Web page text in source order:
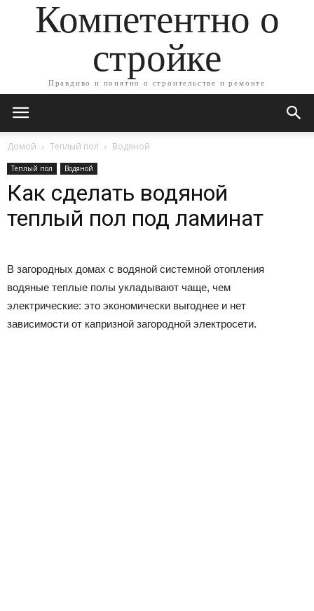
Компетентно о
стройке
Правдиво и понятно о строительстве и ремонте
Домой Теплый пол Водяной
Теплый пол Водяной
Как сделать водяной
теплый пол под ламинат
В загородных домах с водяной системной отопления
водяные теплые полы укладывают чаще, чем
электрические: это экономически выгоднее и нет
зависимости от капризной загородной электросети.